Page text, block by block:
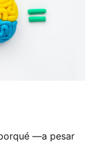
—a pesar